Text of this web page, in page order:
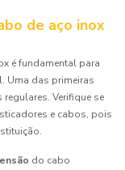
de aço inox
é fundamental para
Uma das primeiras
Verifique se
e cabos, pois
do cabo